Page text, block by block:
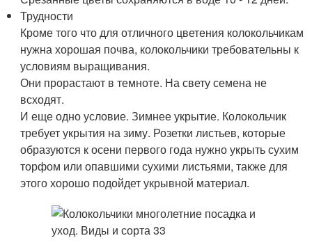
Трудности
Кроме того что для отличного цветения колокольчикам
нужна хорошая почва, колокольчики требовательны к
условиям выращивания.
Они прорастают в темноте. На свету семена не
всходят.
И еще одно условие. Зимнее укрытие. Колокольчик
требует укрытия на зиму. Розетки листьев, которые
образуются к осени первого года нужно укрыть сухим
торфом или опавшими сухими листьями, также для
этого хорошо подойдет укрывной материал.